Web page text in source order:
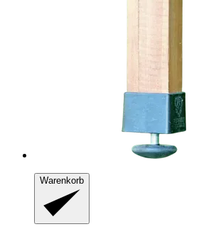
Warenkorb